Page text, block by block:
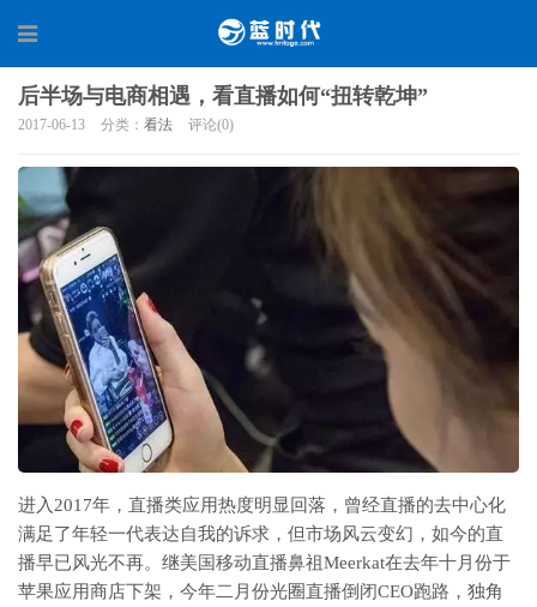
后半场与电商相遇，看直播如何“扭转乾坤”
2017-06-13 分类： 看法 评论(0)
进入2017年，直播类应用热度明显回落，曾经直播的去中心化
满足了年轻一代表达自我的诉求，但市场风云变幻，如今的直
播早已风光不再。继美国移动直播鼻祖Meerkat在去年十月份于
苹果应用商店下架，今年二月份光圈直播倒闭CEO跑路，独角